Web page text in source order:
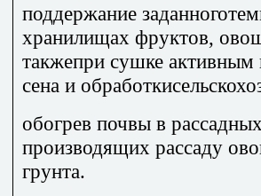
поддержание
хранилищах фруктов,
такжепри сушке активным
сена и
обогрев почвы в
производящих рассаду
грунта.